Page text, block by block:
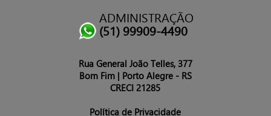
ADMINISTRAÇÃO
(51) 99909-4490
Rua General João Telles, 377
Bom Fim | Porto Alegre - RS
CRECI 21285
Política de Privacidade